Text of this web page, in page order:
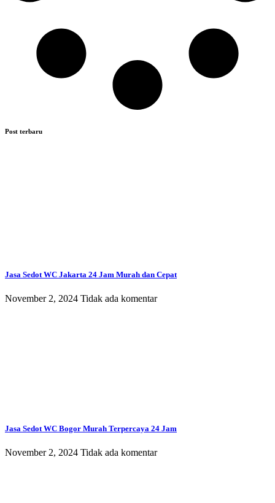
Post terbaru
Jasa Sedot WC Jakarta 24 Jam Murah dan Cepat
November 2, 2024 Tidak ada komentar
Jasa Sedot WC Bogor Murah Terpercaya 24 Jam
November 2, 2024 Tidak ada komentar